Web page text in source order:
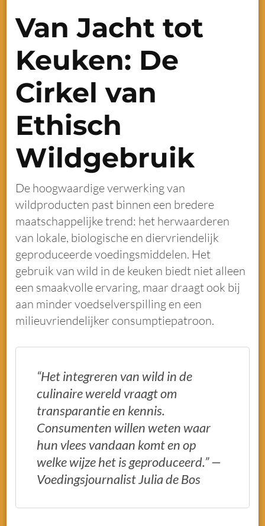
Van Jacht tot
Keuken: De
Cirkel van
Ethisch
Wildgebruik
De hoogwaardige verwerking van
wildproducten past binnen een bredere
maatschappelijke trend: het herwaarderen
van lokale, biologische en diervriendelijk
geproduceerde voedingsmiddelen. Het
gebruik van wild in de keuken biedt niet alleen
een smaakvolle ervaring, maar draagt ook bij
aan minder voedselverspilling en een
milieuvriendelijker consumptiepatroon.
“Het integreren van wild in de
culinaire wereld vraagt om
transparantie en kennis.
Consumenten willen weten waar
hun vlees vandaan komt en op
welke wijze het is geproduceerd.” —
Voedingsjournalist Julia de Bos